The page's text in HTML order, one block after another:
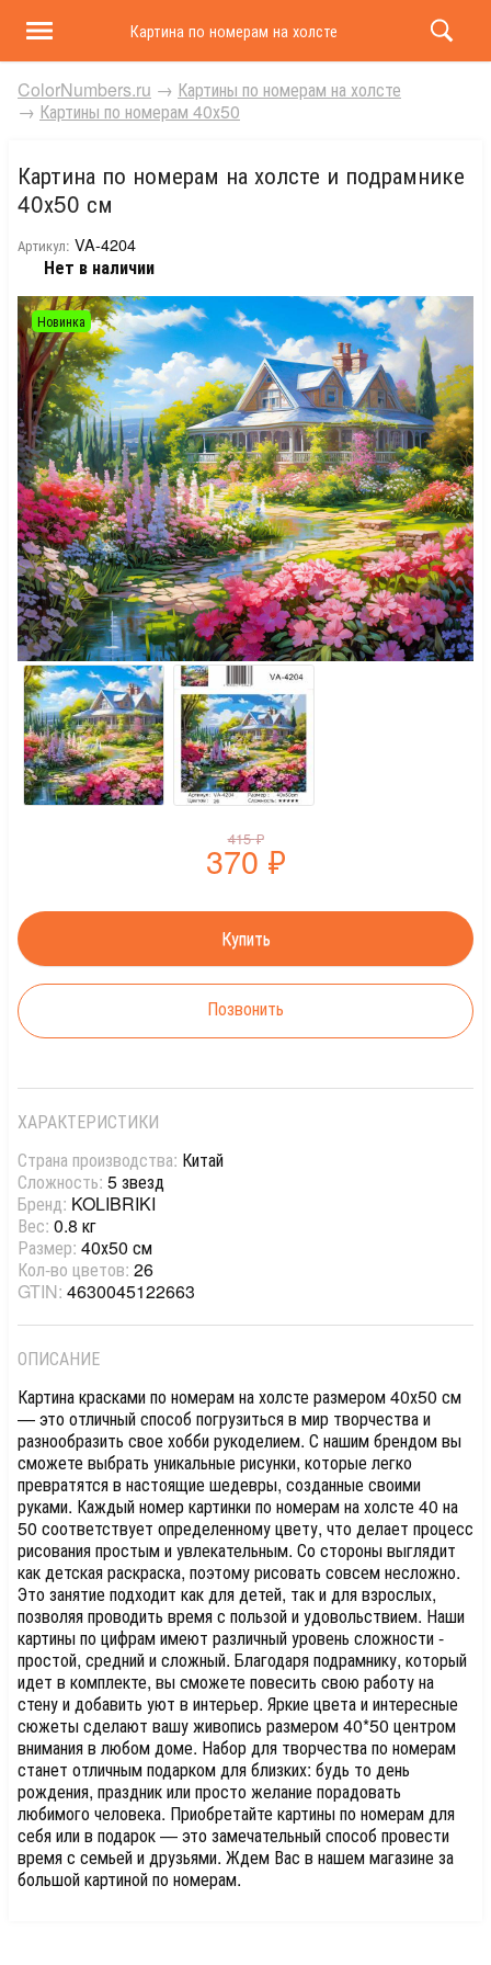
Картина по номерам на холсте и подрамнике 40х50
ColorNumbers.ru → Картины по номерам на холсте
→ Картины по номерам 40х50
Картина по номерам на холсте и подрамнике
40х50 см
Артикул: VA-4204
Нет в наличии
Новинка
415₽
370 ₽
Позвонить
ХАРАКТЕРИСТИКИ
Страна производства: Китай
Сложность: 5 звезд
Бренд: KOLIBRIKI
Вес: 0.8 кг
Размер: 40х50 см
Кол-во цветов: 26
GTIN: 4630045122663
ОПИСАНИЕ
Картина красками по номерам на холсте размером 40х50 см
— это отличный способ погрузиться в мир творчества и
разнообразить свое хобби рукоделием. С нашим брендом вы
сможете выбрать уникальные рисунки, которые легко
превратятся в настоящие шедевры, созданные своими
руками. Каждый номер картинки по номерам на холсте 40 на
50 соответствует определенному цвету, что делает процесс
рисования простым и увлекательным. Со стороны выглядит
как детская раскраска, поэтому рисовать совсем несложно.
Это занятие подходит как для детей, так и для взрослых,
позволяя проводить время с пользой и удовольствием. Наши
картины по цифрам имеют различный уровень сложности -
простой, средний и сложный. Благодаря подрамнику, который
идет в комплекте, вы сможете повесить свою работу на
стену и добавить уют в интерьер. Яркие цвета и интересные
сюжеты сделают вашу живопись размером 40*50 центром
внимания в любом доме. Набор для творчества по номерам
станет отличным подарком для близких: будь то день
рождения, праздник или просто желание порадовать
любимого человека. Приобретайте картины по номерам для
себя или в подарок — это замечательный способ провести
время с семьей и друзьями. Ждем Вас в нашем магазине за
большой картиной по номерам.